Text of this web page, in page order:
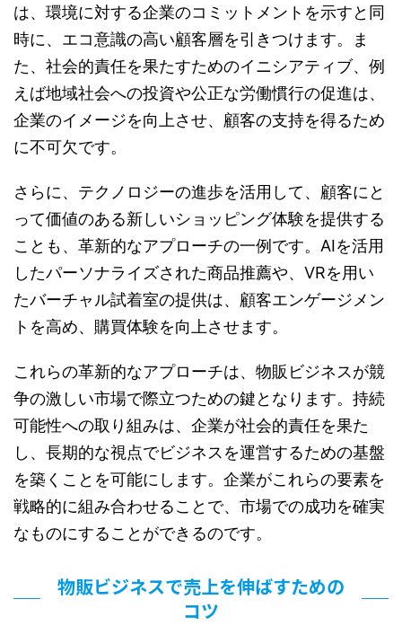
は、環境に対する企業のコミットメントを示すと同
時に、エコ意識の高い顧客層を引きつけます。ま
た、社会的責任を果たすためのイニシアティブ、例
えば地域社会への投資や公正な労働慣行の促進は、
企業のイメージを向上させ、顧客の支持を得るため
に不可欠です。
さらに、テクノロジーの進歩を活用して、顧客にと
って価値のある新しいショッピング体験を提供する
ことも、革新的なアプローチの一例です。AIを活用
したパーソナライズされた商品推薦や、VRを用い
たバーチャル試着室の提供は、顧客エンゲージメン
トを高め、購買体験を向上させます。
これらの革新的なアプローチは、物販ビジネスが競
争の激しい市場で際立つための鍵となります。持続
可能性への取り組みは、企業が社会的責任を果た
し、長期的な視点でビジネスを運営するための基盤
を築くことを可能にします。企業がこれらの要素を
戦略的に組み合わせることで、市場での成功を確実
なものにすることができるのです。
物販ビジネスで売上を伸ばすための
コツ